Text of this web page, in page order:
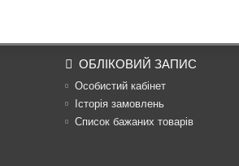
ОБЛІКОВИЙ ЗАПИС
Особистий кабінет
Історія замовлень
Список бажаних товарів